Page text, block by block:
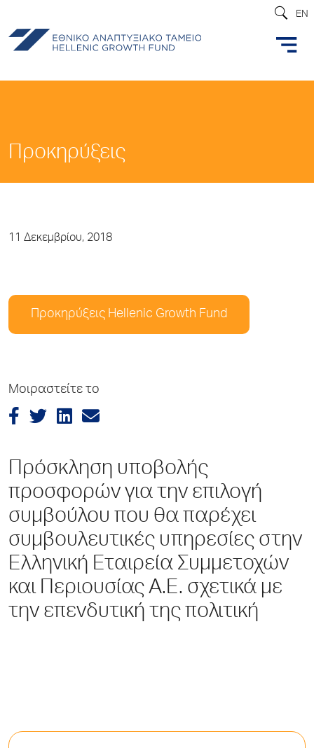
EN
Προκηρύξεις
11 Δεκεμβρίου, 2018
Προκηρύξεις Hellenic Growth Fund
Μοιραστείτε το
Πρόσκληση υποβολής
προσφορών για την επιλογή
συμβούλου που θα παρέχει
συμβουλευτικές υπηρεσίες στην
Ελληνική Εταιρεία Συμμετοχών
και Περιουσίας Α.Ε. σχετικά με
την επενδυτική της πολιτική